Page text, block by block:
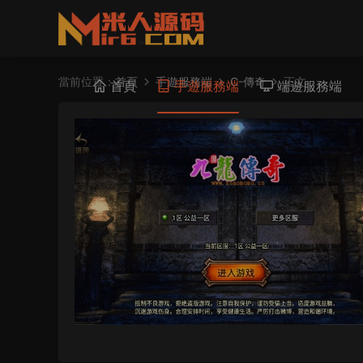
首頁 手遊服務端 端遊服務端
當前位置：首頁 手遊服務端 C-傳奇 正文